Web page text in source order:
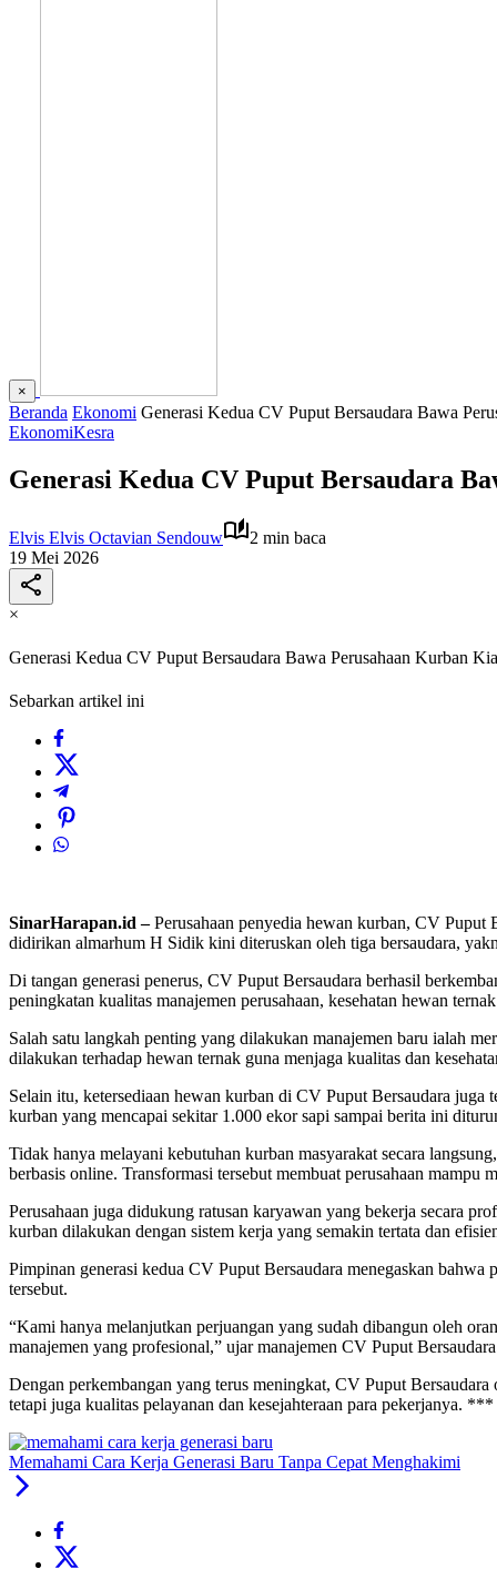
×
Beranda Ekonomi Generasi Kedua CV Puput Bersaudara Bawa
EkonomiKesra
Generasi Kedua CV Puput Bersaudara
Elvis Elvis Octavian Sendouw
2 min baca
19 Mei 2026
×
Generasi Kedua CV Puput Bersaudara Bawa Perusahaan Kurban
Sebarkan artikel ini
SinarHarapan.id –Perusahaan penyedia hewan kurban, CV Puput
didirikan almarhum H Sidik kini diteruskan oleh tiga bersaudara,
Di tangan generasi penerus, CV Puput Bersaudara berhasil
peningkatan kualitas manajemen perusahaan, kesehatan hewan
Salah satu langkah penting yang dilakukan manajemen baru ialah
dilakukan terhadap hewan ternak guna menjaga kualitas dan
Selain itu, ketersediaan hewan kurban di CV Puput Bersaudara
kurban yang mencapai sekitar 1.000 ekor sapi sampai berita ini
Tidak hanya melayani kebutuhan kurban masyarakat secara
berbasis online. Transformasi tersebut membuat perusahaan
Perusahaan juga didukung ratusan karyawan yang bekerja secara
kurban dilakukan dengan sistem kerja yang semakin tertata dan
Pimpinan generasi kedua CV Puput Bersaudara menegaskan
tersebut.
“Kami hanya melanjutkan perjuangan yang sudah dibangun oleh
manajemen yang profesional,” ujar manajemen CV Puput
Dengan perkembangan yang terus meningkat, CV Puput
tetapi juga kualitas pelayanan dan kesejahteraan para pekerjanya. ***
Memahami Cara Kerja Generasi Baru Tanpa Cepat Menghakimi